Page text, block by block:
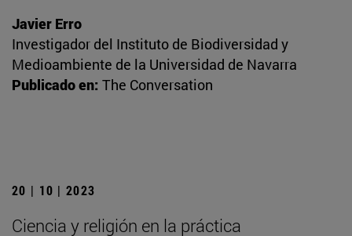
Javier Erro
Investigador del Instituto de Biodiversidad y
Medioambiente de la Universidad de Navarra
Publicado en: The Conversation
20 | 10 | 2023
Ciencia y religión en la práctica